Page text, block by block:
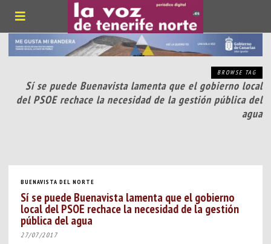
BROWSE TAG
Sí se puede Buenavista lamenta que el gobierno local
del PSOE rechace la necesidad de la gestión pública del
agua
BUENAVISTA DEL NORTE
Sí se puede Buenavista lamenta que el gobierno
local del PSOE rechace la necesidad de la gestión
pública del agua
27/07/2017